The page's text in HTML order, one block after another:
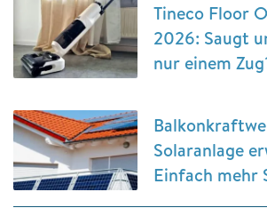
Tineco Floor
2026: Saugt
nur einem
Solaranlage
Einfach mehr